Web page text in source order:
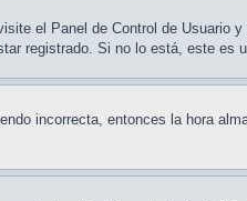
el Panel de Control de Usuario
registrado. Si no lo está, este es
incorrecta, entonces la hora